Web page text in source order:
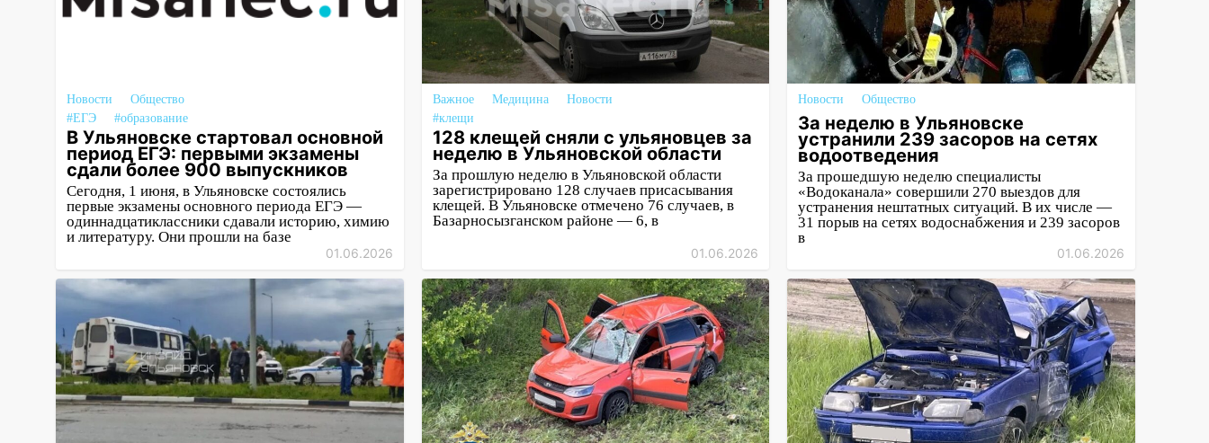
16:12 В Ульяновском
15:47 Ульяновцы могут
вернуть деньги за абонементы
закрывшегося фитнес-клуба
«Рекорд-Fitness»
15:34 После вмешательства
прокуратуры в селах
Ульяновской области привели
15:27 Прокуратура проверяет
капремонт школы в селе
Кивать
15:08 В Кузоватово после
прокурорской проверки
обновили разметку на
пешеходных переходах
Новости
Общество
#ЕГЭ
#образование
В Ульяновске стартовал основной
период ЕГЭ: первыми экзамены
сдали более 900 выпускников
Сегодня, 1 июня, в Ульяновске состоялись
первые экзамены основного периода ЕГЭ —
одиннадцатиклассники сдавали историю, химию
и литературу. Они прошли на базе
01.06.2026
Важное Медицина
Новости
#клещи
128 клещей сняли с ульяновцев за
неделю в Ульяновской области
За прошлую неделю в Ульяновской области
зарегистрировано 128 случаев присасывания
клещей. В Ульяновске отмечено 76 случаев, в
Базарносызганском районе — 6, в
01.06.2026
Новости Общество
За неделю в Ульяновске
устранили 239 засоров на сетях
водоотведения
За прошедшую неделю специалисты
«Водоканала» совершили 270 выездов для
устранения нештатных ситуаций. В их числе —
31 порыв на сетях водоснабжения и 239 засоров
в
01.06.2026